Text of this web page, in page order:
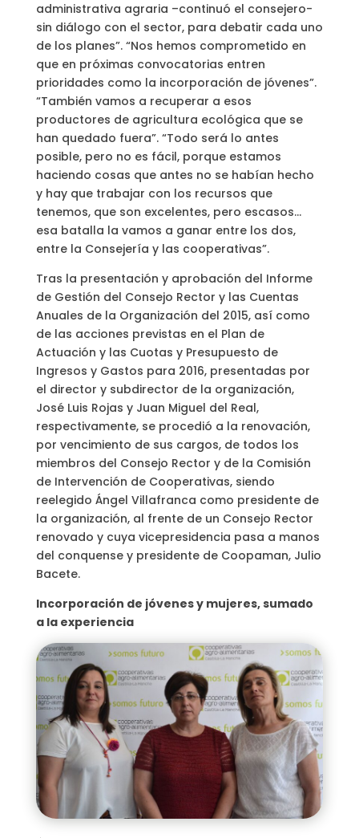
administrativa agraria –continuó el consejero-
sin diálogo con el sector, para debatir cada uno
de los planes”. “Nos hemos comprometido en
que en próximas convocatorias entren
prioridades como la incorporación de jóvenes”.
“También vamos a recuperar a esos
productores de agricultura ecológica que se
han quedado fuera”. “Todo será lo antes
posible, pero no es fácil, porque estamos
haciendo cosas que antes no se habían hecho
y hay que trabajar con los recursos que
tenemos, que son excelentes, pero escasos…
esa batalla la vamos a ganar entre los dos,
entre la Consejería y las cooperativas”.
Tras la presentación y aprobación del Informe
de Gestión del Consejo Rector y las Cuentas
Anuales de la Organización del 2015, así como
de las acciones previstas en el Plan de
Actuación y las Cuotas y Presupuesto de
Ingresos y Gastos para 2016, presentadas por
el director y subdirector de la organización,
José Luis Rojas y Juan Miguel del Real,
respectivamente, se procedió a la renovación,
por vencimiento de sus cargos, de todos los
miembros del Consejo Rector y de la Comisión
de Intervención de Cooperativas, siendo
reelegido Ángel Villafranca como presidente de
la organización, al frente de un Consejo Rector
renovado y cuya vicepresidencia pasa a manos
del conquense y presidente de Coopaman, Julio
Bacete.
Incorporación de jóvenes y mujeres, sumado
a la experiencia